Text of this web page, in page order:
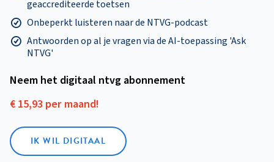
geaccrediteerde toetsen
Onbeperkt luisteren naar de NTVG-podcast
Antwoorden op al je vragen via de AI-toepassing 'Ask
NTVG'
Neem het digitaal ntvg abonnement
€ 15,93 per maand!
IK WIL DIGITAAL